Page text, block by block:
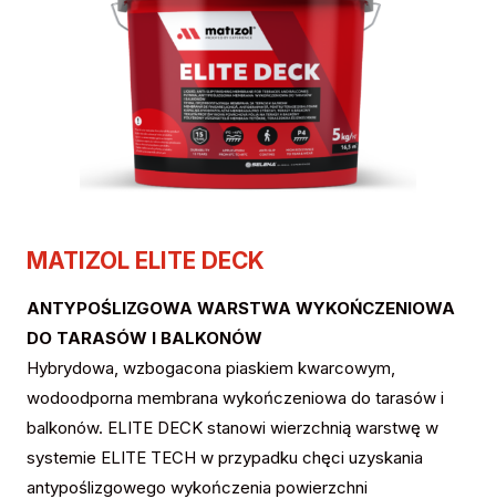
MATIZOL ELITE DECK
ANTYPOŚLIZGOWA WARSTWA WYKOŃCZENIOWA
DO TARASÓW I BALKONÓW
Hybrydowa, wzbogacona piaskiem kwarcowym,
wodoodporna membrana wykończeniowa do tarasów i
balkonów. ELITE DECK stanowi wierzchnią warstwę w
systemie ELITE TECH w przypadku chęci uzyskania
antypoślizgowego wykończenia powierzchni